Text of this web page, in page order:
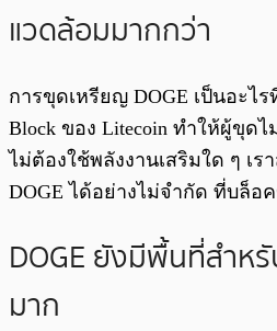
แวดล้อมมากกว่า
การขุดเหรียญ DOGE เป็นอะไ
Block ของ Litecoin ทำให้ผู้ขุด
ไม่ต้องใช้พลังงานเสริมใด ๆ เ
DOGE ได้อย่างไม่จำกัด ที่บล็อค
DOGE ยังมีพื้นที่สำห
มาก